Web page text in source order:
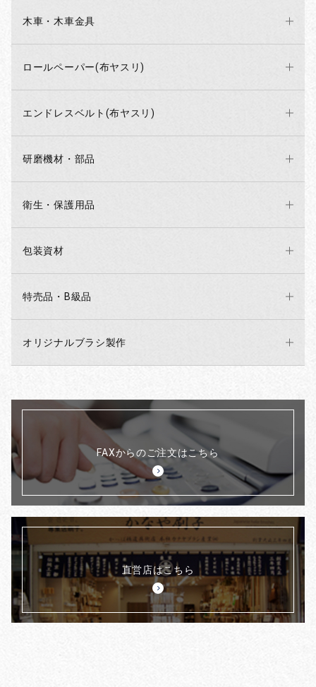
木車・木車金具
ロールペーパー(布ヤスリ)
エンドレスベルト(布ヤスリ)
研磨機材・部品
衛生・保護用品
包装資材
特売品・B級品
オリジナルブラシ製作
FAXからのご注文はこちら
直営店はこちら